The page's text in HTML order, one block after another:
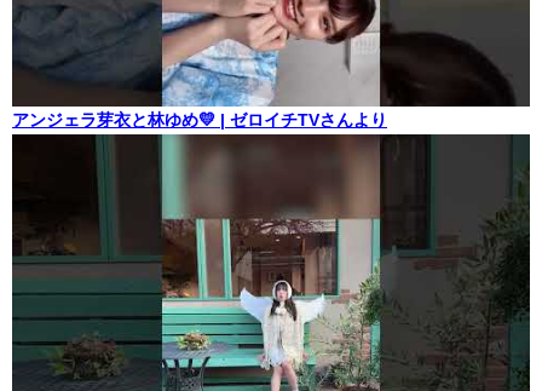
アンジェラ芽衣と林ゆめ💛 | ゼロイチTVさんより